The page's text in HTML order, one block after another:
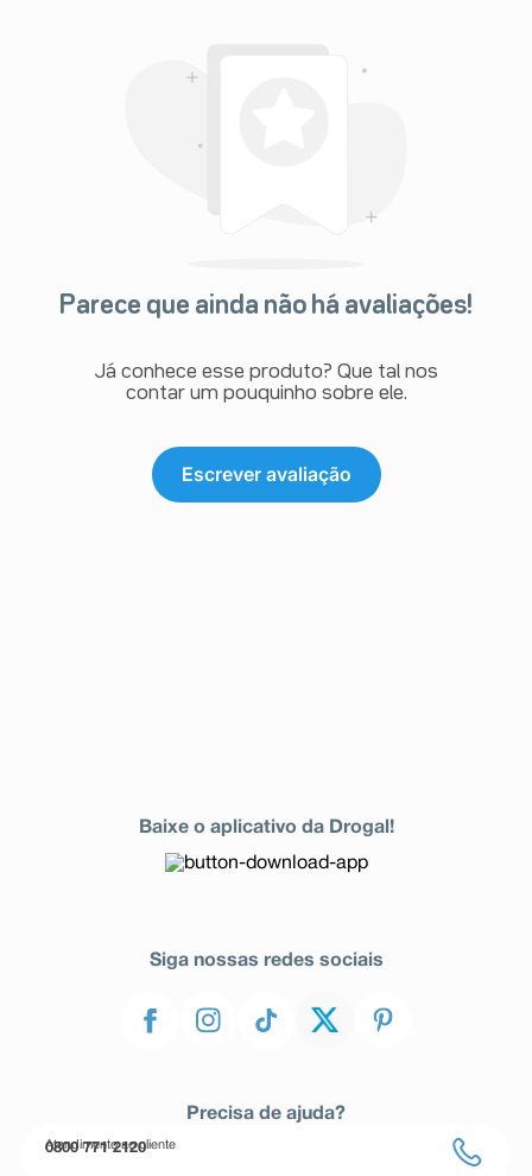
Parece que ainda não há avaliações!
Já conhece esse produto? Que tal nos
contar um pouquinho sobre ele.
Escrever avaliação
Baixe o aplicativo da Drogal!
Siga nossas redes sociais
Precisa de ajuda?
Atendimento ao cliente
0800 771 2120